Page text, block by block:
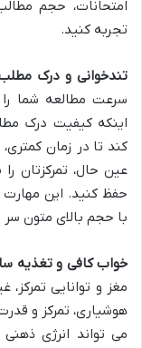
امتحانات، حجم
تجربه کنید.
تندخوانی و درک
سرعت مطالعه شما
اینکه کیفیت درک
کند تا در زمان
عین حال، تمرکزتان
حفظ کنید. این
با حجم بالای متون سر
خواب کافی و تغذیه
مغز و توانایی
هوشیاری، تمرکز و
می تواند انرژی